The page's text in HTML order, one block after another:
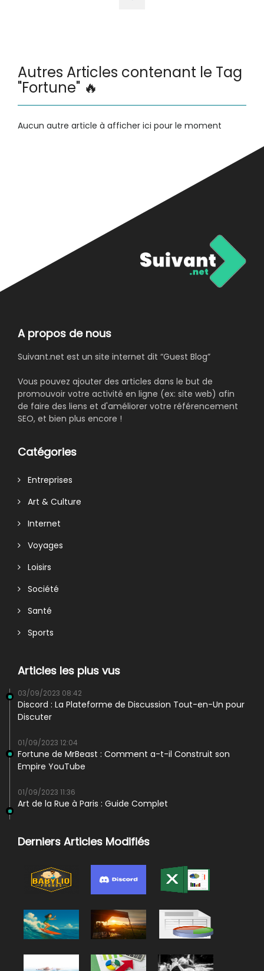
Autres Articles contenant le Tag
"Fortune" 🔥
Aucun autre article à afficher ici pour le moment
A propos de nous
Suivant.net est un site internet dit “Guest Blog”
Vous pouvez ajouter des articles dans le but de
promouvoir votre activité en ligne (ex: site web) afin
de faire des liens et d'améliorer votre référencement
SEO, et bien plus encore !
Catégories
Entreprises
Art & Culture
Internet
Voyages
Loisirs
Société
Santé
Sports
Articles les plus vus
03/09/2023 08:42
Discord : La Plateforme de Discussion Tout-en-Un pour
Discuter
01/09/2023 12:04
Fortune de MrBeast : Comment a-t-il Construit son
Empire YouTube
01/09/2023 11:36
Art de la Rue à Paris : Guide Complet
Derniers Articles Modifiés